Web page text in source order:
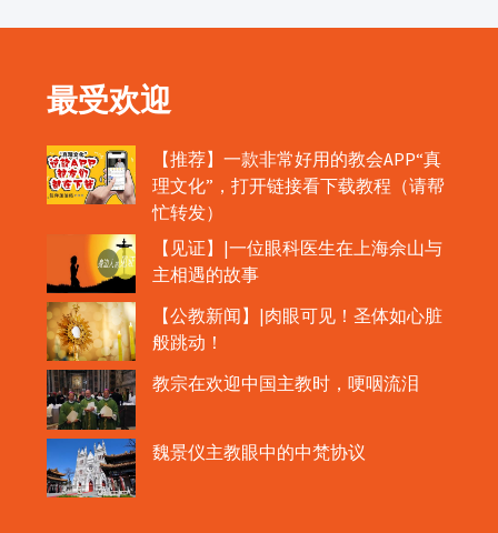
最受欢迎
【推荐】一款非常好用的教会APP“真
理文化”，打开链接看下载教程（请帮
忙转发）
【见证】|一位眼科医生在上海佘山与
主相遇的故事
【公教新闻】|肉眼可见！圣体如心脏
般跳动！
教宗在欢迎中国主教时，哽咽流泪
魏景仪主教眼中的中梵协议